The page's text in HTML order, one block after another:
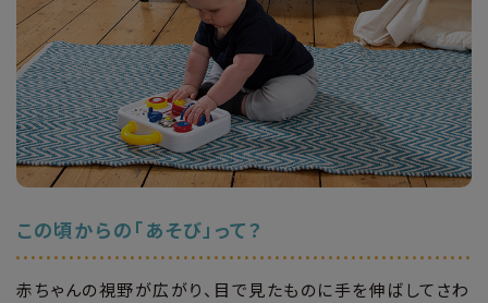
この頃からの「あそび」って？
赤ちゃんの視野が広がり、目で見たものに手を伸ばしてさわ